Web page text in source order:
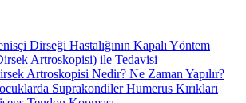
Dirseği Hastalığının Kapalı Yöntem
Artroskopisi) ile Tedavisi
Artroskopisi Nedir? Ne Zaman Yapılır?
Suprakondiler Humerus Kırıkları